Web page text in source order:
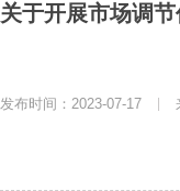
关于开展市场调
发布时间：2023-07-17